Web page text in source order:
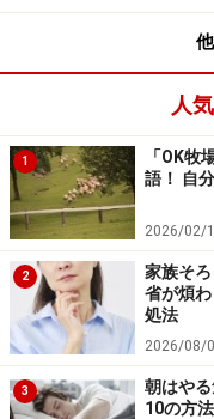
人
1
「OK牧
語！ 自
2026/02/
2
家族そ
省が煩
処法
2026/08/
3
朝はや
10の方法